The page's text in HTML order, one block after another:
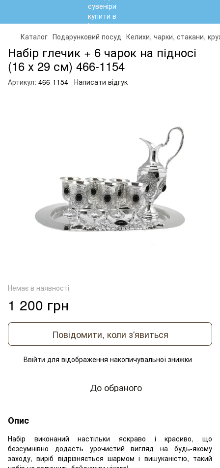
Каталог Подарунковий посуд Келихи, чарки, стакани,
Набір глечик + 6 чарок на підносі
(16 х 29 см) 466-1154
Артикул: 466-1154 Написати відгук
Немає в наявності
1 200 грн
Повідомити, коли з'явиться
Ввійти для відображення накопичувальної знижки
До обраного
Опис
Набір виконаний настільки яскраво і красиво, що
безсумнівно додасть урочистий вигляд на будь-якому
заходу, виріб відрізняється шармом і вишуканістю, такий